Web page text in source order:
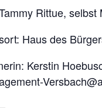
Rittue,
Haus des
Kerstin